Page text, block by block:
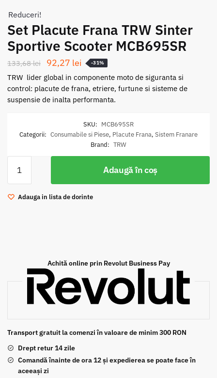
Reduceri!
Set Placute Frana TRW Sinter
Sportive Scooter MCB695SR
133,68lei
Prețul
inițial
a
fost:
92,27 lei Prețul
curent
este:
92,27 lei.
-31%
TRW  lider global in componente moto de siguranta si
control: placute de frana, etriere, furtune si sisteme de
suspensie de inalta performanta.
SKU: MCB695SR
Categorii: Consumabile si Piese, Placute Frana, Sistem Franare
Brand: TRW
Placute
Frana
Adaugă în coș
Adauga in lista de dorinte
Achită online prin Revolut Business Pay
Transport gratuit la comenzi în valoare de minim 300 RON
Drept retur 14 zile
Comandă înainte de ora 12 și expedierea se poate face în
aceeași zi